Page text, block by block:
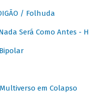
/ Folhuda
Nada Será Como Antes -
em Colapso